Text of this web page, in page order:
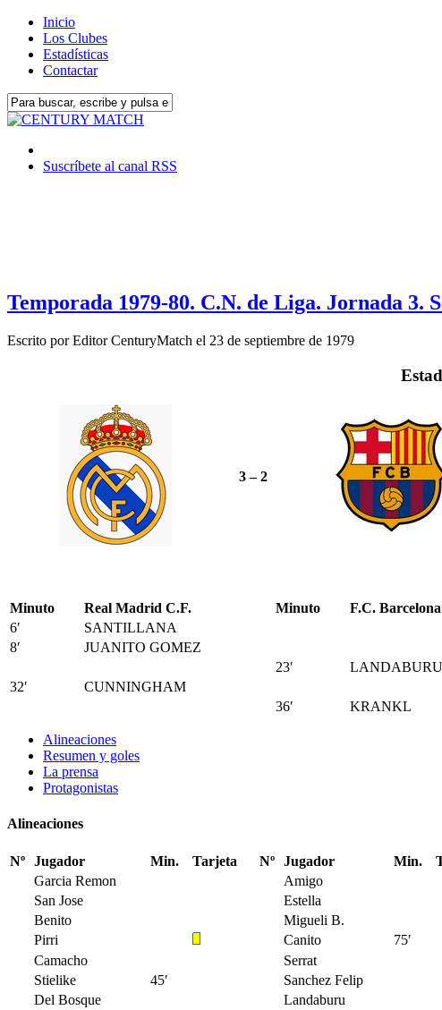
Inicio
Los Clubes
Estadísticas
Contactar
Suscríbete al canal RSS
Temporada 1979-80. C.N. de Liga. Jornada 3.
Escrito porEditor CenturyMatch el 23 de septiembre de 1979
3 – 2
Minuto Real Madrid C.F. Minuto
F.C. Barcelona
6′
SANTILLANA
8′
JUANITO GOMEZ
23′
LANDABURU
32′
CUNNINGHAM
36′
KRANKL
Alineaciones
Resumen y goles
La prensa
Protagonistas
Alineaciones
Nº Jugador Min. Tarjeta Nº Jugador Min.
Garcia Remon
Amigo
San Jose
Estella
Benito
Migueli B.
Pirri
Canito
75′
Camacho
Serrat
Stielike
45′
Sanchez Felip
Del Bosque
Landaburu